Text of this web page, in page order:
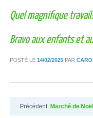
Quel magnifique
Bravo aux enfants et
POSTÉ LE 14/02/2025 PAR
Précédent: Marché de Noël